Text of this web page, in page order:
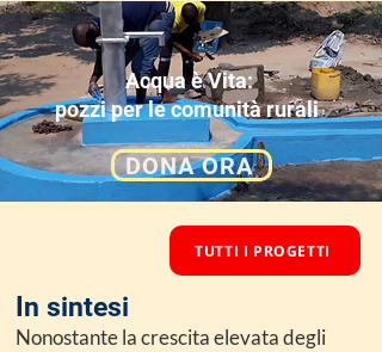
Acqua è Vita:
pozzi per le comunità rurali
DONA ORA
TUTTI I PROGETTI
In sintesi
Nonostante la crescita elevata degli